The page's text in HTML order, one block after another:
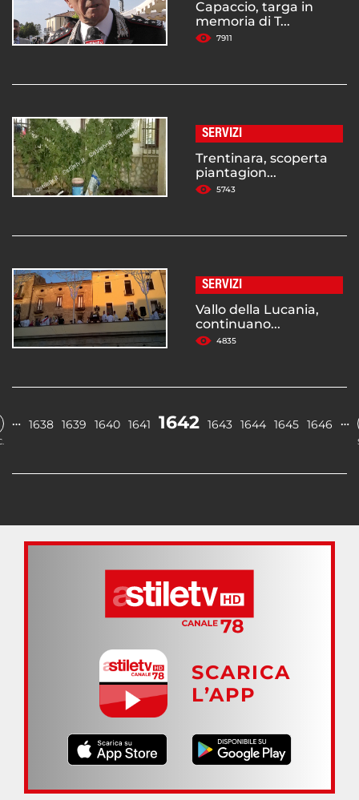
Capaccio, targa in
memoria di T...
7911
SERVIZI
Trentinara, scoperta
piantagion...
5743
SERVIZI
Vallo della Lucania,
continuano...
4835
… 1638 1639 1640 1641 1642 1643 1644 1645 1646 …
SCARICA
L’APP